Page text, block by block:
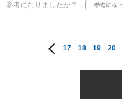
参考になりましたか？
17 18 19 20